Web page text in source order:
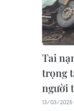
Tai
trọng
người
13/03/2025